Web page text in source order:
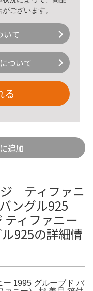
ございます。
いて
ついて
る
追加
ティファニ
ングル925
ティファニー
925の詳細情
ー 1995 グルーブド バ